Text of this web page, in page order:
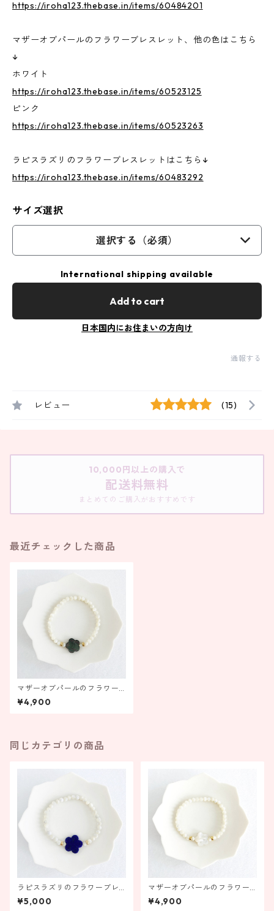
https://iroha123.thebase.in/items/60484201
マザーオブパールのフラワーブレスレット、他の色はこちら
↓
ホワイト
https://iroha123.thebase.in/items/60523125
ピンク
https://iroha123.thebase.in/items/60523263
ラピスラズリのフラワーブレスレットはこちら↓
https://iroha123.thebase.in/items/60483292
サイズ選択
選択する（必須）
International shipping available
Add to cart
日本国内にお住まいの方向け
通報する
レビュー (15)
10,000円以上の購入で
配送料無料
まとめてのご購入がおすすめです
最近チェックした商品
マザーオブパールのフラワー
ブレスレット ブラック【受
注製作】
¥4,900
同じカテゴリの商品
ラピスラズリのフラワーブレ
スレット【受注製作】
¥5,000
マザーオブパールのフラワー
ブレスレット ホワイト【受
注製作】
¥4,900